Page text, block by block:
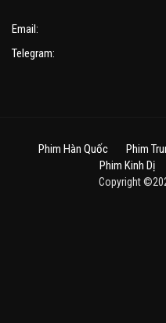
Email:
Telegram:
Phim Hàn Quốc Phim
Phim Kinh Dị
Copyright